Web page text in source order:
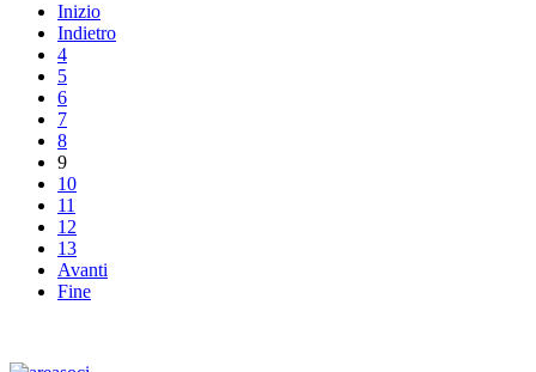
Inizio
Indietro
4
5
6
7
8
9
10
11
12
13
Avanti
Fine